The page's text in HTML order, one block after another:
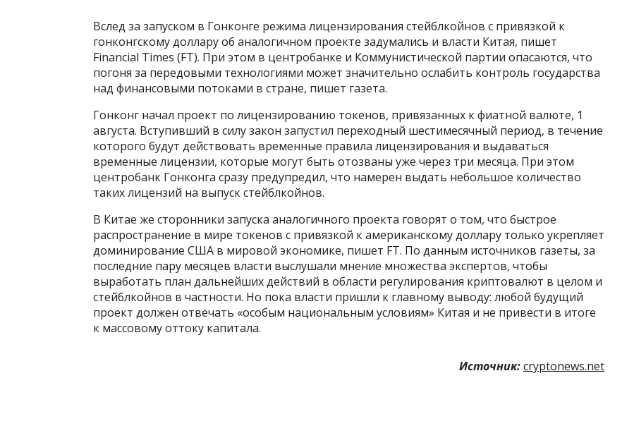
Вслед за запуском в Гонконге режима лицензирования стейблкойнов с привязкой к
гонконгскому доллару об аналогичном проекте задумались и власти Китая, пишет
Financial Times (FT). При этом в центробанке и Коммунистической партии опасаются, что
погоня за передовыми технологиями может значительно ослабить контроль государства
над финансовыми потоками в стране, пишет газета.
Гонконг начал проект по лицензированию токенов, привязанных к фиатной валюте, 1
августа. Вступивший в силу закон запустил переходный шестимесячный период, в течение
которого будут действовать временные правила лицензирования и выдаваться
временные лицензии, которые могут быть отозваны уже через три месяца. При этом
центробанк Гонконга сразу предупредил, что намерен выдать небольшое количество
таких лицензий на выпуск стейблкойнов.
В Китае же сторонники запуска аналогичного проекта говорят о том, что быстрое
распространение в мире токенов с привязкой к американскому доллару только укрепляет
доминирование США в мировой экономике, пишет FT. По данным источников газеты, за
последние пару месяцев власти выслушали мнение множества экспертов, чтобы
выработать план дальнейших действий в области регулирования криптовалют в целом и
стейблкойнов в частности. Но пока власти пришли к главному выводу: любой будущий
проект должен отвечать «особым национальным условиям» Китая и не привести в итоге
к массовому оттоку капитала.
Источник:cryptonews.net